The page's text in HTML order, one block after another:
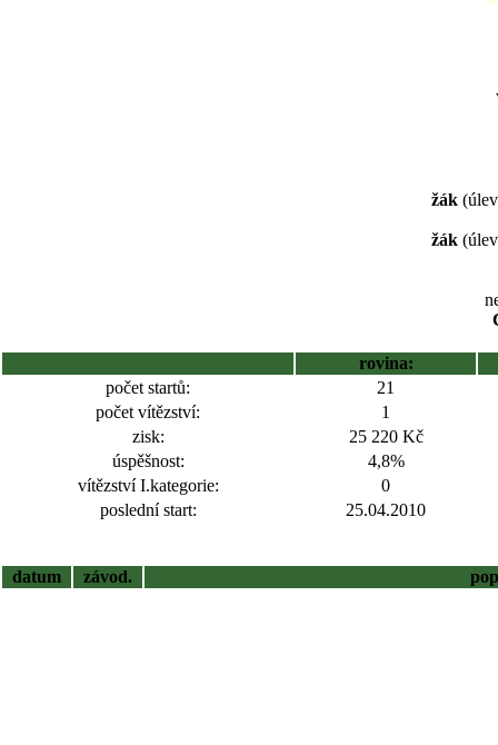
žák
žák
rovina:
počet startů:
21
počet vítězství:
1
zisk:
25 220 Kč
úspěšnost:
4,8%
vítězství I.kategorie:
0
poslední start:
25.04.2010
datum závod.